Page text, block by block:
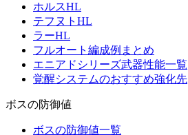
ホルスHL
テフヌトHL
ラーHL
フルオート編成例まとめ
エニアドシリーズ武器性能一覧
覚醒システムのおすすめ強化先
ボスの防御値
ボスの防御値一覧